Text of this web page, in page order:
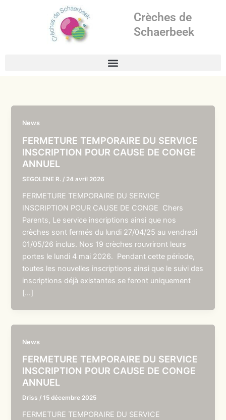
Crèches de
Schaerbeek
News
FERMETURE TEMPORAIRE DU SERVICE
INSCRIPTION POUR CAUSE DE CONGE
ANNUEL
SEGOLENE R. / 24 avril 2026
FERMETURE TEMPORAIRE DU SERVICE
INSCRIPTION POUR CAUSE DE CONGE Chers
Parents, Le service inscriptions ainsi que nos
crèches sont fermés du lundi 27/04/25 au vendredi
01/05/26 inclus. Nos 19 crèches rouvriront leurs
portes le lundi 4 mai 2026. Pendant cette période,
toutes les nouvelles inscriptions ainsi que le suivi des
inscriptions déjà existantes se feront uniquement
[…]
News
FERMETURE TEMPORAIRE DU SERVICE
INSCRIPTION POUR CAUSE DE CONGE
ANNUEL
Driss /15 décembre 2025
FERMETURE TEMPORAIRE DU SERVICE